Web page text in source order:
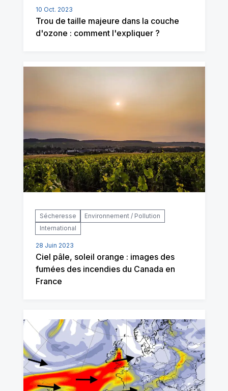
10 Oct. 2023
Trou de taille majeure dans la couche
d'ozone : comment l'expliquer ?
Sécheresse
Environnement / Pollution
International
28 Juin 2023
Ciel pâle, soleil orange : images des
fumées des incendies du Canada en
France